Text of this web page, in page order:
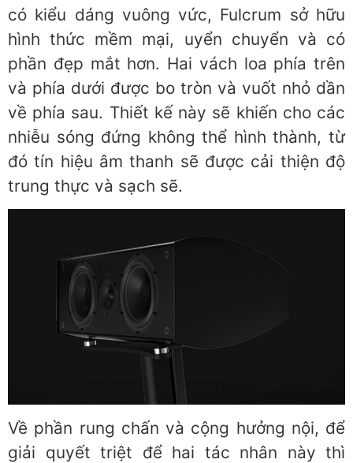
có kiểu dáng vuông vức, Fulcrum sở hữu
hình thức mềm mại, uyển chuyển và có
phần đẹp mắt hơn. Hai vách loa phía trên
và phía dưới được bo tròn và vuốt nhỏ dần
về phía sau. Thiết kế này sẽ khiến cho các
nhiễu sóng đứng không thể hình thành, từ
đó tín hiệu âm thanh sẽ được cải thiện độ
trung thực và sạch sẽ.
Về phần rung chấn và cộng hưởng nội, để
giải quyết triệt để hai tác nhân này thì